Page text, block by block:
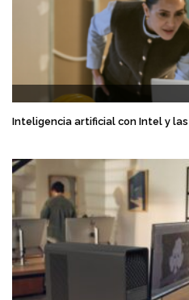
Inteligencia artificial con Intel y